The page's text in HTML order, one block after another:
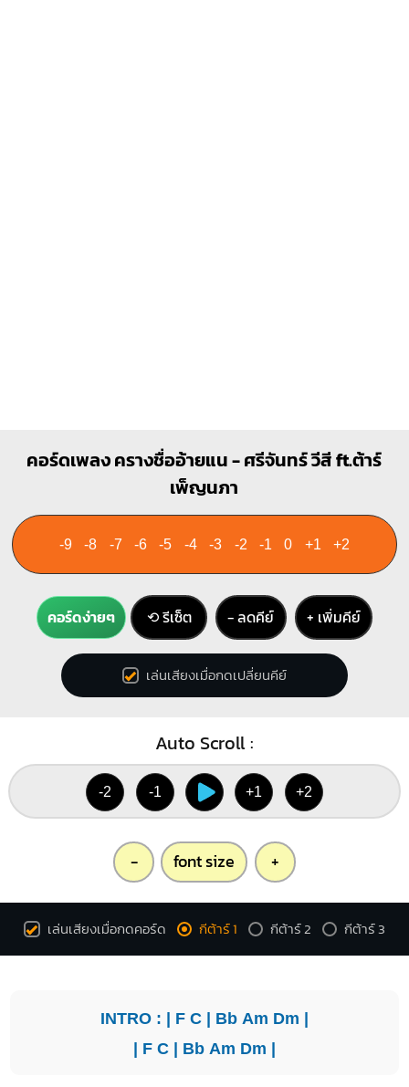
คอร์ดเพลง ครางชื่ออ้ายแน - ศรีจันทร์ วีสี ft.ต้าร์
เพ็ญนภา
-9 -8 -7 -6 -5 -4 -3 -2 -1 0 +1 +2
คอร์ดง่ายๆ ⟲ รีเซ็ต − ลดคีย์ + เพิ่มคีย์
เล่นเสียงเมื่อกดเปลี่ยนคีย์
Auto Scroll :
-2 -1 +1 +2
- font size +
เล่นเสียงเมื่อกดคอร์ด กีต้าร์ 1 กีต้าร์ 2 กีต้าร์ 3
INTRO : | F C | Bb Am Dm |
| F C | Bb Am Dm |